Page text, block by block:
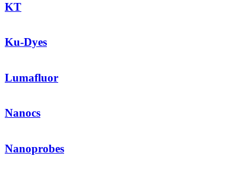
KT
Ku-Dyes
Lumafluor
Nanocs
Nanoprobes